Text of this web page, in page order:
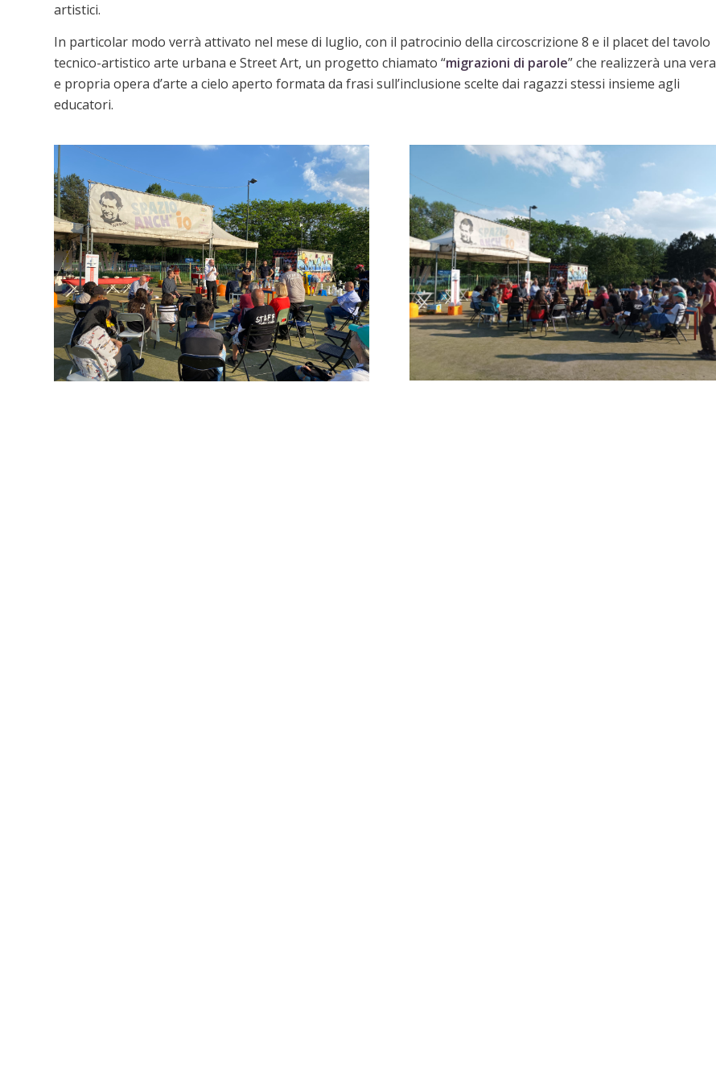
artistici.
In particolar modo verrà attivato nel mese di luglio, con il patrocinio della circoscrizione 8 e il placet del tavolo
tecnico-artistico arte urbana e Street Art, un progetto chiamato “migrazioni di parole” che realizzerà una vera
e propria opera d’arte a cielo aperto formata da frasi sull’inclusione scelte dai ragazzi stessi insieme agli
educatori.